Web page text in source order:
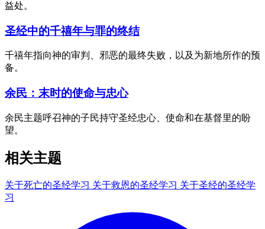
益处。
圣经中的千禧年与罪的终结
千禧年指向神的审判、邪恶的最终失败，以及为新地所作的预
备。
余民：末时的使命与忠心
余民主题呼召神的子民持守圣经忠心、使命和在基督里的盼
望。
相关主题
关于死亡的圣经学习 关于救恩的圣经学习 关于圣经的圣经学
习